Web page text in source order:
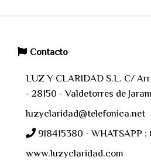
Contacto
LUZ Y CLARIDAD S.L. C/
- 28150 - Valdetorres de
luzyclaridad@telefonica.net
918415380 - WHATSAPP
www.luzyclaridad.com